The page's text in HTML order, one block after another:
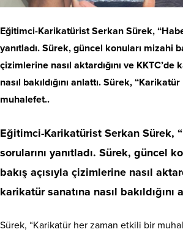
Eğitimci-Karikatürist Serkan Sürek, “Haber
yanıtladı. Sürek, güncel konuları mizahi
çizimlerine nasıl aktardığını ve KKTC’de
nasıl bakıldığını anlattı. Sürek,
muhalefet..
Eğitimci-Karikatürist Serkan Sürek,
sorularını yanıtladı. Sürek, güncel
bakış açısıyla çizimlerine nasıl
karikatür sanatına nasıl bakıldığını
Sürek, “Karikatür her zaman etkili bir